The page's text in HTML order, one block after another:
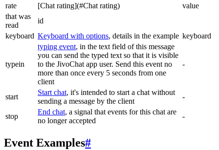
rate
[Chat rating](#Chat rating)
value
that was
read
id
keyboard Keyboard with options, details in the example keyboard
typein
typing event, in the text field of this message
you can send the typed text so that it is visible
to the JivoChat app user. Send this event no
more than once every 5 seconds from one
client
-
start
Start chat, it's intended to start a chat without
sending a message by the client
-
stop
End chat, a signal that events for this chat are
no longer accepted
-
Event Examples#